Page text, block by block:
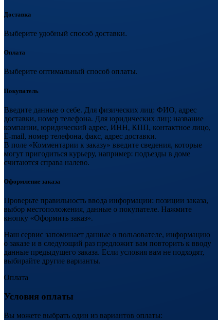
Доставка
Выберите удобный способ доставки.
Оплата
Выберите оптимальный способ оплаты.
Покупатель
Введите данные о себе. Для физических лиц: ФИО, адрес
доставки, номер телефона. Для юридических лиц: название
компании, юридический адрес, ИНН, КПП, контактное лицо,
E-mail, номер телефона, факс, адрес доставки.
В поле «Комментарии к заказу» введите сведения, которые
могут пригодиться курьеру, например: подъезды в доме
считаются справа налево.
Оформление заказа
Проверьте правильность ввода информации: позиции заказа,
выбор местоположения, данные о покупателе. Нажмите
кнопку «Оформить заказ».
Наш сервис запоминает данные о пользователе, информацию
о заказе и в следующий раз предложит вам повторить к вводу
данные предыдущего заказа. Если условия вам не подходят,
выбирайте другие варианты.
Оплата
Условия оплаты
Вы можете выбрать один из вариантов оплаты: